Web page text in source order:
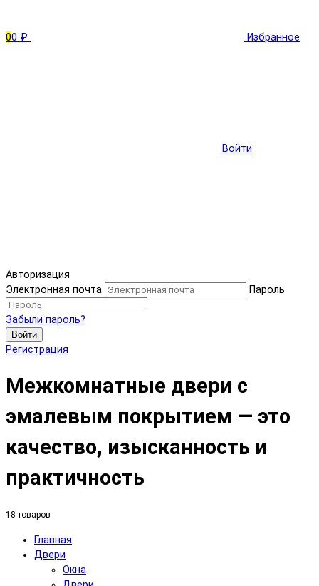
00 ₽ Избранное
Войти
Авторизация
Электронная почта
Пароль
Забыли пароль?
Войти
Регистрация
Межкомнатные двери с
эмалевым покрытием — это
качество, изысканность и
практичность
18 товаров
Главная
Двери
Окна